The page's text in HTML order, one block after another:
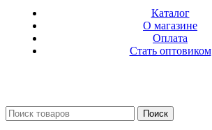
Каталог
О магазине
Оплата
Стать оптовиком
Поиск